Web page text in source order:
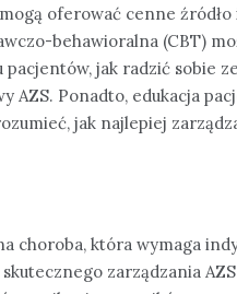
oferować cenne
behawioralna (CBT)
jak radzić sobie
AZS. Ponadto, edukacja
jak najlepiej
choroba, która wymaga
zarządzania